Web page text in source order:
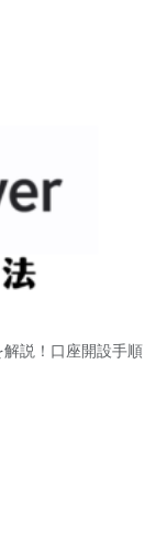
説！口座開設手順